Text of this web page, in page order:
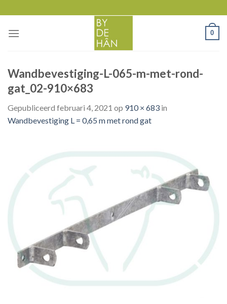
to
content
0
Wandbevestiging-L-065-m-met-rond-
gat_02-910×683
Gepubliceerd februari 4, 2021 op 910 × 683 in
Wandbevestiging L = 0,65 m met rond gat